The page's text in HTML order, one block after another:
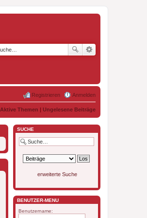
Anmelden
Registrieren
Aktive Themen | Ungelesene Beiträge
SUCHE
erweiterte Suche
BENUTZER-MENÜ
Benutzername: